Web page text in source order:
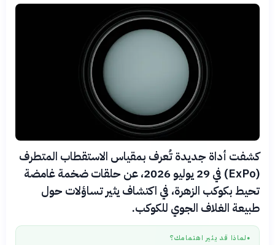
كشفت أداة جديدة تُعرف بمقياس الاستقطاب المتطرف
(ExPo) في 29 يوليو 2026، عن حلقات ضخمة غامضة
تحيط بكوكب الزهرة، في اكتشاف يثير تساؤلات حول
طبيعة الغلاف الجوي للكوكب.
● لماذا قد يثير اهتمامك؟